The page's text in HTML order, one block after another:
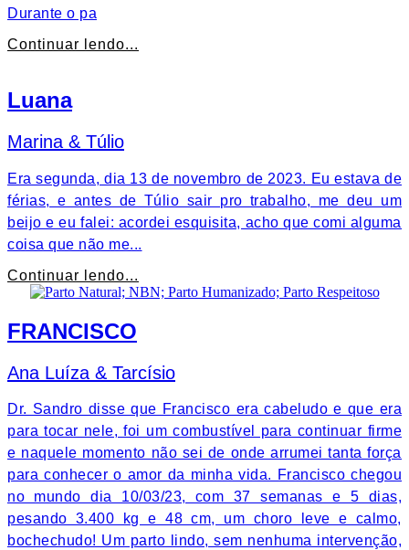
Durante o pa
Continuar lendo...
Luana
Marina & Túlio
Era segunda, dia 13 de novembro de 2023. Eu estava de
férias, e antes de Túlio sair pro trabalho, me deu um
beijo e eu falei: acordei esquisita, acho que comi alguma
coisa que não me...
Continuar lendo...
FRANCISCO
Ana Luíza & Tarcísio
Dr. Sandro disse que Francisco era cabeludo e que era
para tocar nele, foi um combustível para continuar firme
e naquele momento não sei de onde arrumei tanta força
para conhecer o amor da minha vida. Francisco chegou
no mundo dia 10/03/23, com 37 semanas e 5 dias,
pesando 3.400 kg e 48 cm, um choro leve e calmo,
bochechudo! Um parto lindo, sem nenhuma intervenção,